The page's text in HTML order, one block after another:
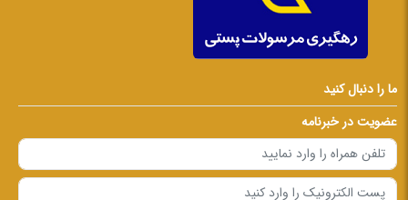
ما را دنبال کنید
عضویت در خبرنامه